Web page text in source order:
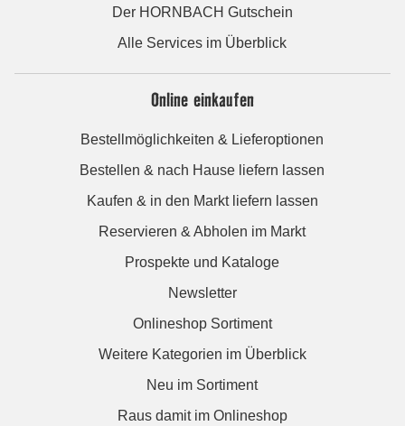
Der HORNBACH Gutschein
Alle Services im Überblick
Online einkaufen
Bestellmöglichkeiten & Lieferoptionen
Bestellen & nach Hause liefern lassen
Kaufen & in den Markt liefern lassen
Reservieren & Abholen im Markt
Prospekte und Kataloge
Newsletter
Onlineshop Sortiment
Weitere Kategorien im Überblick
Neu im Sortiment
Raus damit im Onlineshop